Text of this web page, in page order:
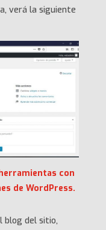
verá la siguiente
con
de WordPress.
blog del sitio,